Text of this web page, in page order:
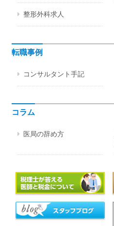
整形外科求人
転職事例
コンサルタント手記
コラム
医局の辞め方